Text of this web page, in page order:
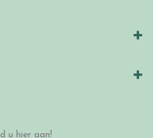
u hier aan!